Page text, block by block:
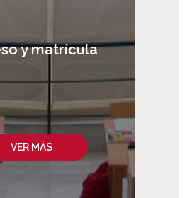
VER MÁS
y matrícula